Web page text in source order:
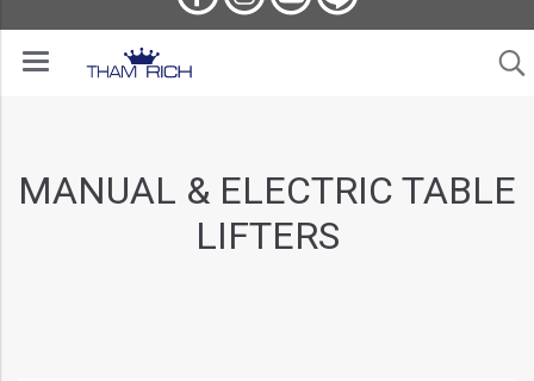
MANUAL & ELECTRIC TABLE
LIFTERS